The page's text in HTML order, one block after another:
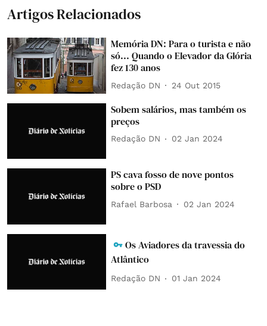
Artigos Relacionados
Memória DN: Para o turista e não
só... Quando o Elevador da Glória
fez 130 anos
Redação DN 24 Out 2015
Sobem salários, mas também os
preços
Redação DN 02 Jan 2024
PS cava fosso de nove pontos
sobre o PSD
Rafael Barbosa 02 Jan 2024
Os Aviadores da travessia do
Atlântico
Redação DN 01 Jan 2024